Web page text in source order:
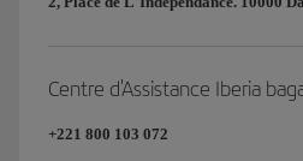
Centre d'Assistance Iberia
+221 800 103 072